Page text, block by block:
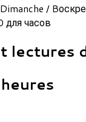
/
для часов
lectures